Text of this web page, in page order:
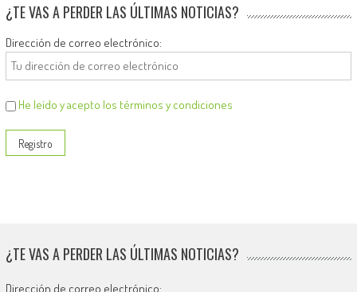
¿TE VAS A PERDER LAS ÚLTIMAS NOTICIAS?
Dirección de correo electrónico:
He leído y acepto los términos y condiciones
¿TE VAS A PERDER LAS ÚLTIMAS NOTICIAS?
Dirección de correo electrónico: